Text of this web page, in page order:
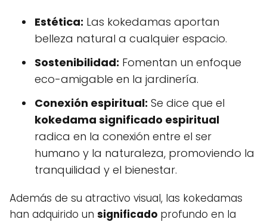
Estética: Las kokedamas aportan
belleza natural a cualquier espacio.
Sostenibilidad: Fomentan un enfoque
eco-amigable en la jardinería.
Conexión espiritual: Se dice que el
kokedama significado espiritual
radica en la conexión entre el ser
humano y la naturaleza, promoviendo la
tranquilidad y el bienestar.
Además de su atractivo visual, las kokedamas
han adquirido un significado profundo en la